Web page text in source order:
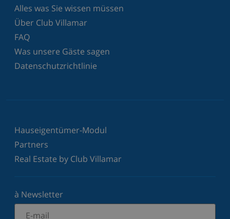
Alles was Sie wissen müssen
Über Club Villamar
FAQ
Was unsere Gäste sagen
Datenschutzrichtlinie
Hauseigentümer-Modul
Partners
Real Estate by Club Villamar
à Newsletter